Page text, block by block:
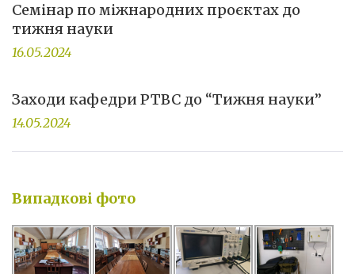
Семінар по міжнародних проєктах до
тижня науки
16.05.2024
Заходи кафедри РТВС до “Тижня науки”
14.05.2024
Випадкові фото